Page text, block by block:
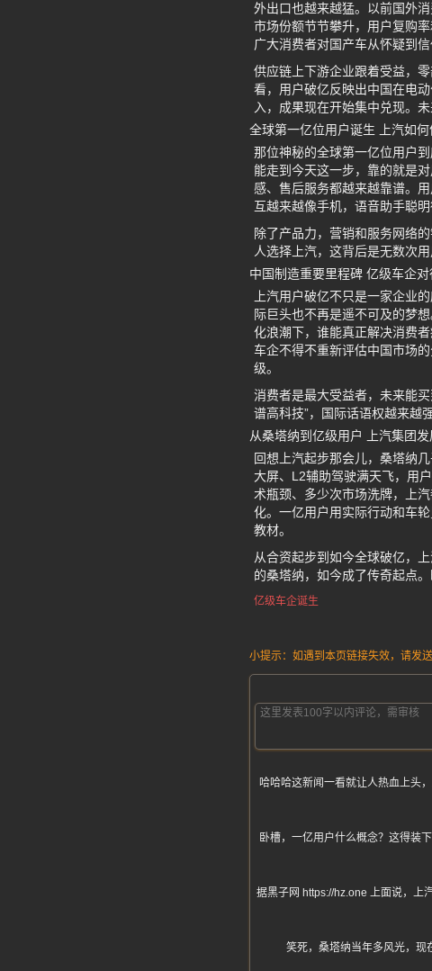
外出口也越来越猛。以前国外
市场份额节节攀升，用户复购
广大消费者对国产车从怀疑到
供应链上下游企业跟着受益，
看，用户破亿反映出中国在电
入，成果现在开始集中兑现。
全球第一亿位用户诞生 上汽如
那位神秘的全球第一亿位用户
能走到今天这一步，靠的就是
感、售后服务都越来越靠谱。
互越来越像手机，语音助手聪
除了产品力，营销和服务网络
人选择上汽，这背后是无数次
中国制造重要里程碑 亿级车企
上汽用户破亿不只是一家企业
际巨头也不再是遥不可及的梦
化浪潮下，谁能真正解决消费
车企不得不重新评估中国市场
级。
消费者是最大受益者，未来能
谱高科技”，国际话语权越来越强
从桑塔纳到亿级用户 上汽集团
回想上汽起步那会儿，桑塔纳
大屏、L2辅助驾驶满天飞，用
术瓶颈、多少次市场洗牌，上
化。一亿用户用实际行动和车
教材。
从合资起步到如今全球破亿，
的桑塔纳，如今成了传奇起点
亿级车企诞生
小提示：如遇到本页链接失效，请发
哈哈哈这新闻一看就让人热血上头
卧槽，一亿用户什么概念？这得装
据黑子网 https://hz.one 上面说，上
笑死，桑塔纳当年多风光，现